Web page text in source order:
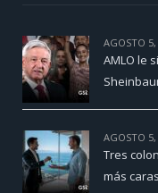
AGOSTO
AMLO le
AGOSTO
Tres
más